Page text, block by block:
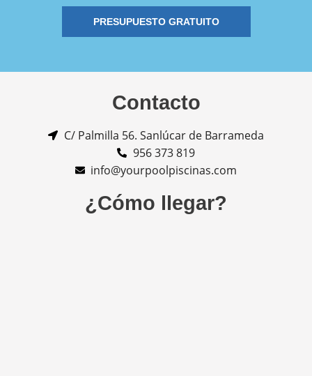
PRESUPUESTO GRATUITO
Contacto
C/ Palmilla 56. Sanlúcar de Barrameda
956 373 819
info@yourpoolpiscinas.com
¿Cómo llegar?